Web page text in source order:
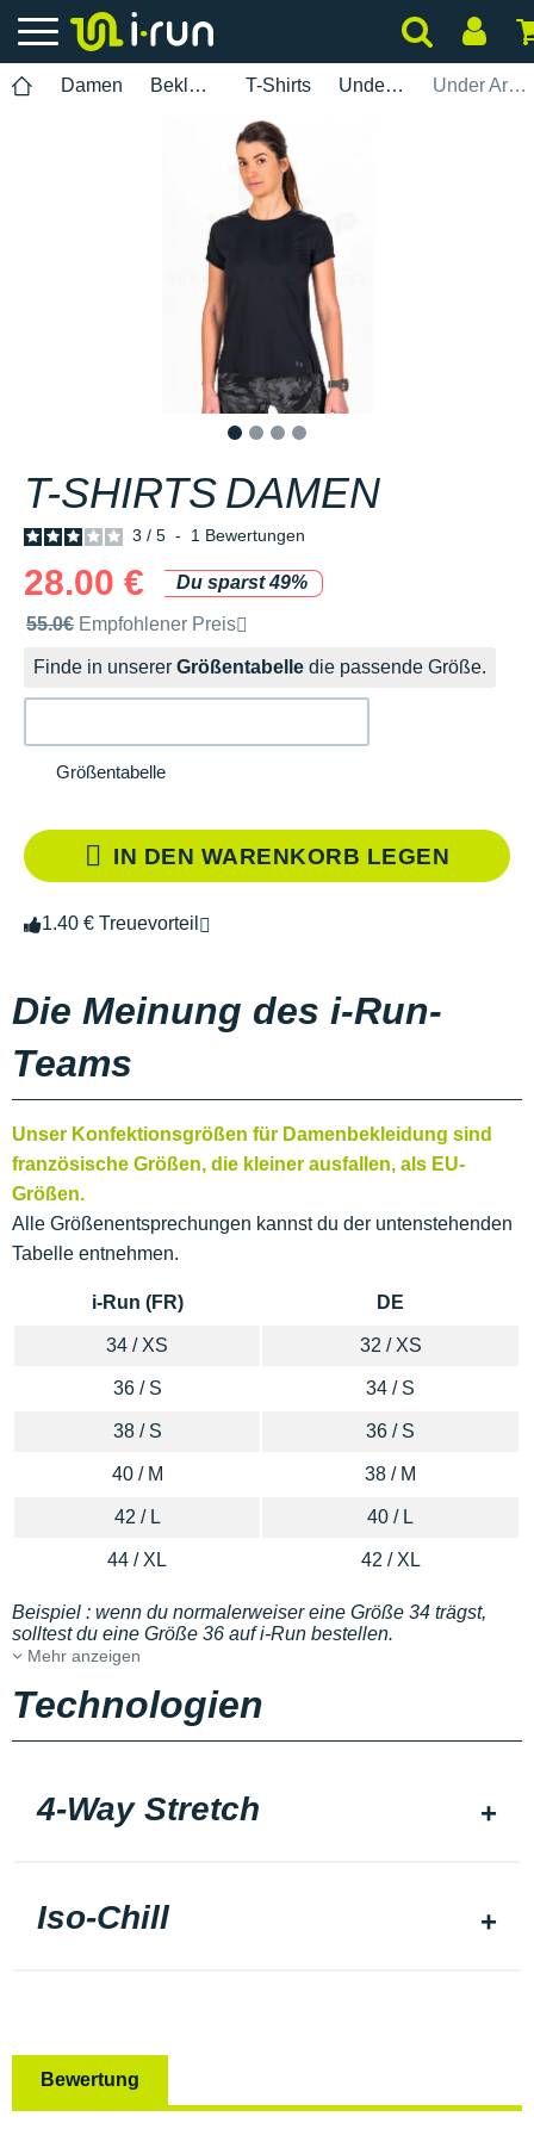
Damen Bekleidung T-Shirts Under Armour Under Armour Iso-Chill 200 Laser Damen
T-SHIRTSDAMEN
3 / 5 - 1 Bewertungen
28.00 €
Du sparst 49%
Unverbindliche Preisempfehlung der Marke
55.0€ Empfohlener Preis
Finde in unserer Größentabelle die passende Größe.
Größentabelle
IN DEN WARENKORB LEGEN
1.40 € Treuevorteil
Die Meinung des i-Run-
Teams
Unser Konfektionsgrößen für Damenbekleidung sind
französische Größen, die kleiner ausfallen, als EU-
Größen.
Alle Größenentsprechungen kannst du der untenstehenden
Tabelle entnehmen.
i-Run (FR) DE
34 / XS 32 / XS
36 / S 34 / S
38 / S 36 / S
40 / M 38 / M
42 / L 40 / L
44 / XL 42 / XL
Beispiel : wenn du normalerweiser eine Größe 34 trägst,
solltest du eine Größe 36 auf i-Run bestellen.
Mehr anzeigen
Technologien
4-Way Stretch
Iso-Chill
Bewertung